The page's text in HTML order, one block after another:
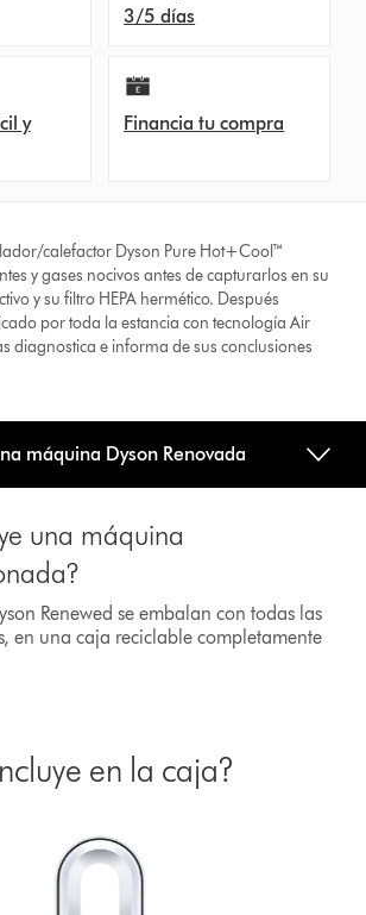
3/5 días
y
Financia tu compra
calefactor Dyson Pure Hot+Cool™
y gases nocivos antes de capturarlos en su
y su filtro HEPA hermético. Después
por toda la estancia con tecnología Air
diagnostica e informa de sus conclusiones
máquina Dyson Renovada
una máquina
Renewed se embalan con todas las
en una caja reciclable completamente
en la caja?